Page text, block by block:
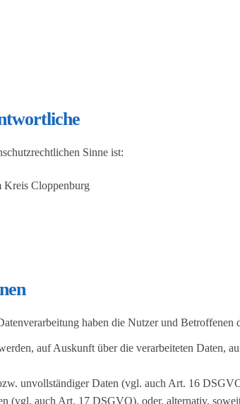
Sinne ist:
Kreis Cloppenburg
haben die Nutzer und Betroffenen
auf Auskunft über die verarbeiteten Daten,
unvollständiger Daten (vgl. auch Art. 16
(vgl. auch Art. 17 DSGVO), oder, alternativ,